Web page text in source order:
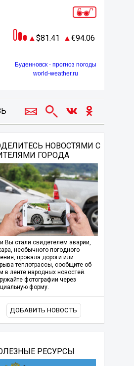
81.41 94.06
Буденновск - прогноз погоды
world-weather.ru
НОВОСТЯМИ С
ГОРОДА
Вы стали свидетелем аварии,
необычного погодного
провала дороги или
теплотрассы, сообщите об
в ленте народных новостей.
фотографии через
форму.
ДОБАВИТЬ НОВОСТЬ
РЕСУРСЫ